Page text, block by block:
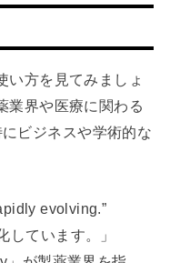
い方を見てみましょ
業界や医療に関わる
ビジネスや学術的な
evolving.”
しています。」